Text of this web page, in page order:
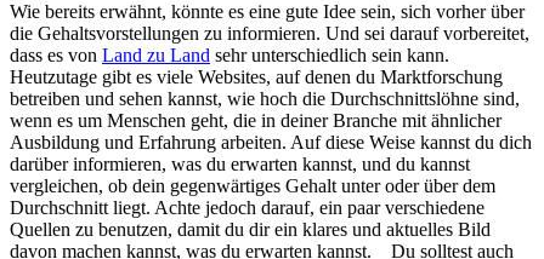
Wie bereits erwähnt, könnte es eine gute Idee sein, sich vorher über
die Gehaltsvorstellungen zu informieren. Und sei darauf vorbereitet,
dass es von Land zu Land sehr unterschiedlich sein kann.
Heutzutage gibt es viele Websites, auf denen du Marktforschung
betreiben und sehen kannst, wie hoch die Durchschnittslöhne sind,
wenn es um Menschen geht, die in deiner Branche mit ähnlicher
Ausbildung und Erfahrung arbeiten. Auf diese Weise kannst du dich
darüber informieren, was du erwarten kannst, und du kannst
vergleichen, ob dein gegenwärtiges Gehalt unter oder über dem
Durchschnitt liegt. Achte jedoch darauf, ein paar verschiedene
Quellen zu benutzen, damit du dir ein klares und aktuelles Bild
davon machen kannst, was du erwarten kannst. Du solltest auch